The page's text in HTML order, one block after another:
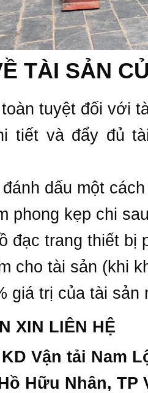
TÀI SẢN
tuyệt đối với
tiết và đẩy đủ
dấu một
phong kẹp chi
đạc trang thiết bị
cho tài sản (khi
giá trị của tài sản
XIN LIÊN HỆ
Vận tải Nam
Hữu Nhân, TP